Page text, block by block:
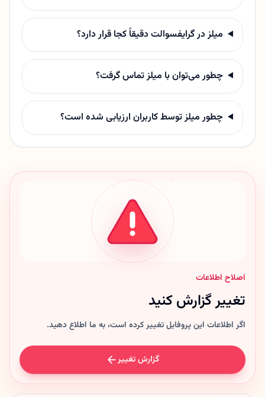
میلز در گرایفسوالت دقیقاً کجا قرار دارد؟
چطور می‌توان با میلز تماس گرفت؟
چطور میلز توسط کاربران ارزیابی شده است؟
اصلاح اطلاعات
تغییر گزارش کنید
اگر اطلاعات این پروفایل تغییر کرده است، به ما اطلاع دهید.
گزارش تغییر